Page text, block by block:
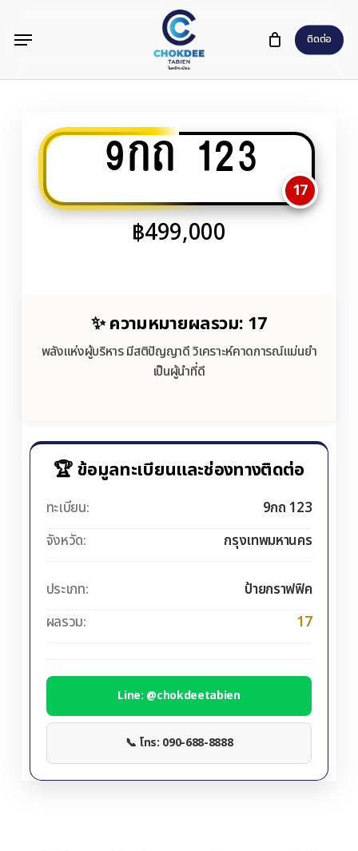
content
ติดต่อ
Menu
9กถ 123
17
฿499,000
✨ ความหมายผลรวม: 17
พลังแห่งผู้บริหาร มีสติปัญญาดี วิเคราะห์คาดการณ์แม่นยำ
เป็นผู้นำที่ดี
🏆 ข้อมูลทะเบียนและช่องทางติดต่อ
ทะเบียน:
9กถ 123
จังหวัด:
กรุงเทพมหานคร
ประเภท:
ป้ายกราฟฟิค
ผลรวม:
17
Line: @chokdeetabien
📞 โทร: 090-688-8888